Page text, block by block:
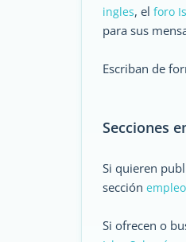
ingles, el foro
para sus
Escriban de
Secciones
Si quieren
sección
Si ofrecen o